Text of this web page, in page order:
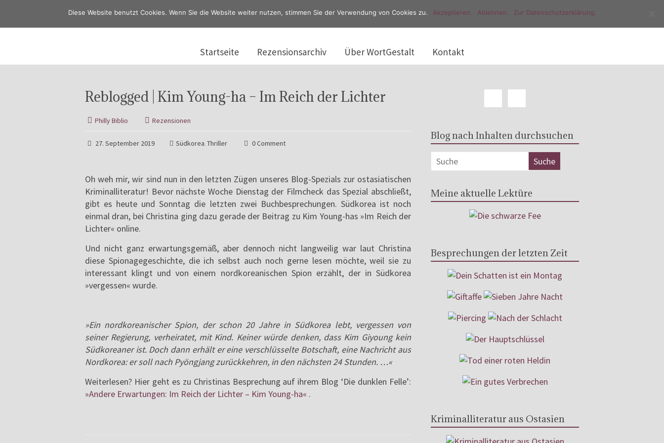
Startseite Rezensionsarchiv Über WortGestalt Kontakt
Reblogged | Kim Young-ha – Im Reich der Lichter
Philly Biblio Rezensionen
27. September 2019 Südkorea, Thriller 0 Comment
Oh weh mir, wir sind nun in den letzten Zügen unseres Blog-Spezials zur ostasiatischen
Kriminalliteratur! Bevor nächste Woche Dienstag der Filmcheck das Spezial abschließt,
gibt es heute und Sonntag die letzten zwei Buchbesprechungen. Südkorea ist noch
einmal dran, bei Christina ging dazu gerade der Beitrag zu Kim Young-has »Im Reich der
Lichter« online.
Und nicht ganz erwartungsgemäß, aber dennoch nicht langweilig war laut Christina
diese Spionagegeschichte, die ich selbst auch noch gerne lesen möchte, weil sie zu
interessant klingt und von einem nordkoreanischen Spion erzählt, der in Südkorea
»vergessen« wurde.
»Ein nordkoreanischer Spion, der schon 20 Jahre in Südkorea lebt, vergessen von
seiner Regierung, verheiratet, mit Kind. Keiner würde denken, dass Kim Giyoung kein
Südkoreaner ist. Doch dann erhält er eine verschlüsselte Botschaft, eine Nachricht aus
Nordkorea: er soll nach Pyöngjang zurückkehren, in den nächsten 24 Stunden. …«
Weiterlesen? Hier geht es zu Christinas Besprechung auf ihrem Blog ‘Die dunklen Felle’:
»Andere Erwartungen: Im Reich der Lichter – Kim Young-ha« .
Blog nach Inhalten durchsuchen
Meine aktuelle Lektüre
Besprechungen der letzten Zeit
Kriminalliteratur aus Ostasien
Diese Website benutzt Cookies. Wenn Sie die Website weiter nutzen, stimmen Sie der Verwendung von Cookies zu. Akzeptieren. Ablehnen. Zur Datenschutzerklärung.